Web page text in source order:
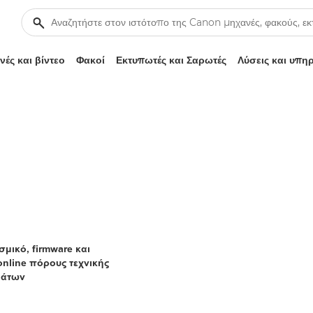
και βίντεο Φακοί Εκτυπωτές και Σαρωτές Λύσεις και
firmware και
πόρους τεχνικής